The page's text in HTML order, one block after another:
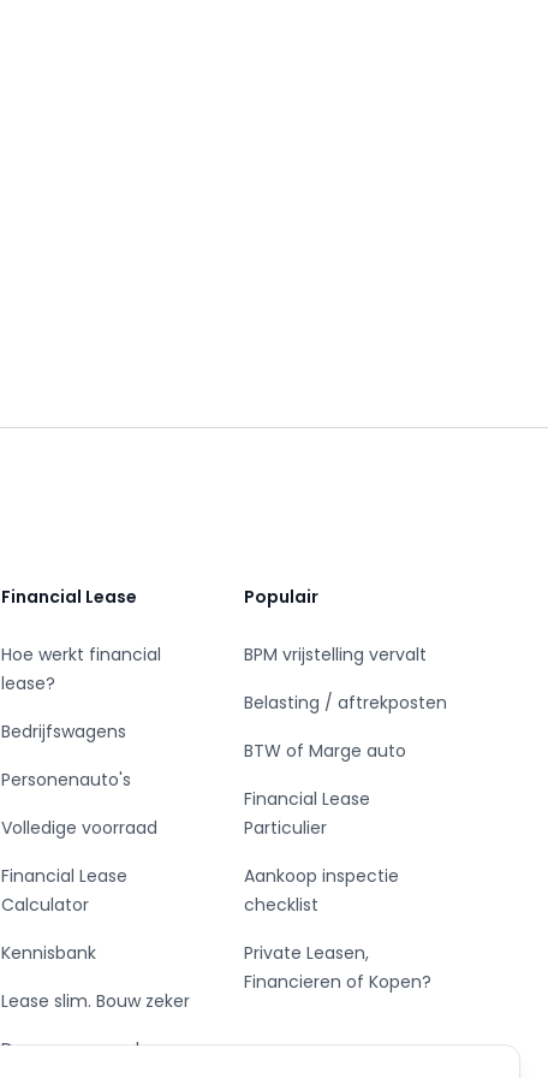
Financial Lease
Hoe werkt financial
lease?
Bedrijfswagens
Personenauto's
Volledige voorraad
Financial Lease
Calculator
Kennisbank
Lease slim. Bouw zeker
De vormen van lease
Populair
BPM vrijstelling vervalt
Belasting / aftrekposten
BTW of Marge auto
Financial Lease
Particulier
Aankoop inspectie
checklist
Private Leasen,
Financieren of Kopen?